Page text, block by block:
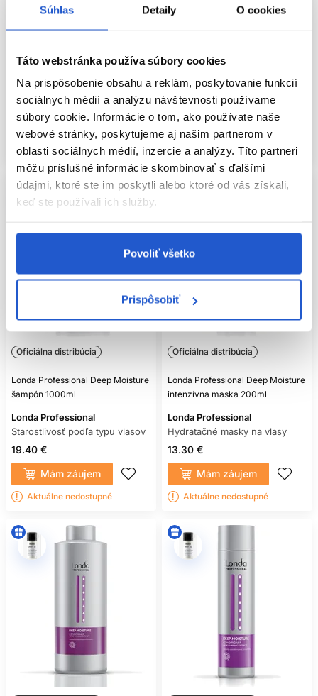
Súhlas Detaily O cookies
Táto webstránka používa súbory cookies
Na prispôsobenie obsahu a reklám, poskytovanie funkcií
sociálnych médií a analýzu návštevnosti používame
súbory cookie. Informácie o tom, ako používate naše
webové stránky, poskytujeme aj našim partnerom v
oblasti sociálnych médií, inzercie a analýzy. Títo partneri
môžu príslušné informácie skombinovať s ďalšími
údajmi, ktoré ste im poskytli alebo ktoré od vás získali,
keď ste používali ich služby.
Povoliť všetko
Prispôsobiť
Londa Professional Deep Moisture
Londa Professional
Starostlivosť podľa typu vlasov
7.10 €
Mám záujem
Aktuálne nedostupné
Londa Professional
Bezoplachové spreje na vlasy
10.20 €
Mám záujem
Aktuálne nedostupné
Oficiálna distribúcia
Londa Professional Deep Moisture
šampón 1000ml
Londa Professional
Starostlivosť podľa typu vlasov
19.40 €
Mám záujem
Aktuálne nedostupné
Oficiálna distribúcia
Londa Professional Deep Moisture
intenzívna maska 200ml
Londa Professional
Hydratačné masky na vlasy
13.30 €
Mám záujem
Aktuálne nedostupné